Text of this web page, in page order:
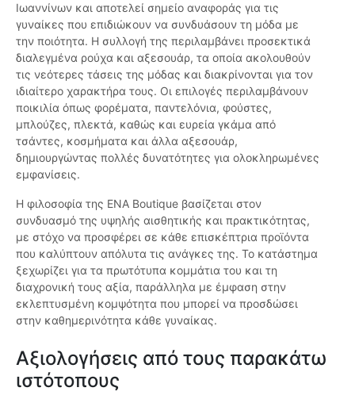
Ιωαννίνων και αποτελεί σημείο αναφοράς για τις
γυναίκες που επιδιώκουν να συνδυάσουν τη μόδα με
την ποιότητα. Η συλλογή της περιλαμβάνει προσεκτικά
διαλεγμένα ρούχα και αξεσουάρ, τα οποία ακολουθούν
τις νεότερες τάσεις της μόδας και διακρίνονται για τον
ιδιαίτερο χαρακτήρα τους. Οι επιλογές περιλαμβάνουν
ποικιλία όπως φορέματα, παντελόνια, φούστες,
μπλούζες, πλεκτά, καθώς και ευρεία γκάμα από
τσάντες, κοσμήματα και άλλα αξεσουάρ,
δημιουργώντας πολλές δυνατότητες για ολοκληρωμένες
εμφανίσεις.
Η φιλοσοφία της ENA Boutique βασίζεται στον
συνδυασμό της υψηλής αισθητικής και πρακτικότητας,
με στόχο να προσφέρει σε κάθε επισκέπτρια προϊόντα
που καλύπτουν απόλυτα τις ανάγκες της. Το κατάστημα
ξεχωρίζει για τα πρωτότυπα κομμάτια του και τη
διαχρονική τους αξία, παράλληλα με έμφαση στην
εκλεπτυσμένη κομψότητα που μπορεί να προσδώσει
στην καθημερινότητα κάθε γυναίκας.
Αξιολογήσεις από τους παρακάτω
ιστότοπους